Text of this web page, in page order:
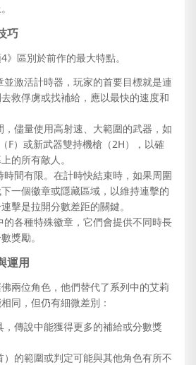
巧
區別於前作的最大特點。
激活計時器，玩家的首要目標就是連
救俘虜或找補給，應以最快的速度和
儘量使用高射速、大範圍的武器，如
F）或新武器雙持機槍（2H），以確
的所有敵人。
間有限。在計時快結束時，如果周圍
一個徽章或隱藏區域，以維持連擊的
擊是拉開分數差距的關鍵。
各種特殊徽章，它們會提供不同時長
獎勵。
運用
兩位角色，他們替代了系列中的艾莉
同，但仍有細微差別：
傳說中能獲得更多的補給或分數獎
的範圍或判定可能與其他角色有所不